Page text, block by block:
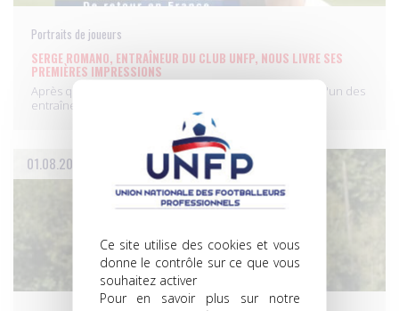
Ce site utilise des cookies et vous
donne le contrôle sur ce que vous
souhaitez activer
Pour en savoir plus sur notre
Portraits de joueurs
SERGE ROMANO, ENTRAÎNEUR DU CLUB UNFP, NOUS LIVRE SES
PREMIÈRES IMPRESSIONS
Après quatre journées de préparation, Serge Romano, l'un des
entraîneurs…
01.08.2014